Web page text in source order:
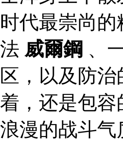
时代最崇尚
法 威爾鋼 、
区，以及防
着，还是包
浪漫的战斗